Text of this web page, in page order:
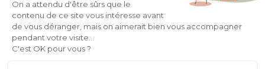
Expéditionen
24/72h
Appelez-nous Au
050 92 00 74